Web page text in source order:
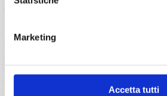
Marketing
Accetta tutti